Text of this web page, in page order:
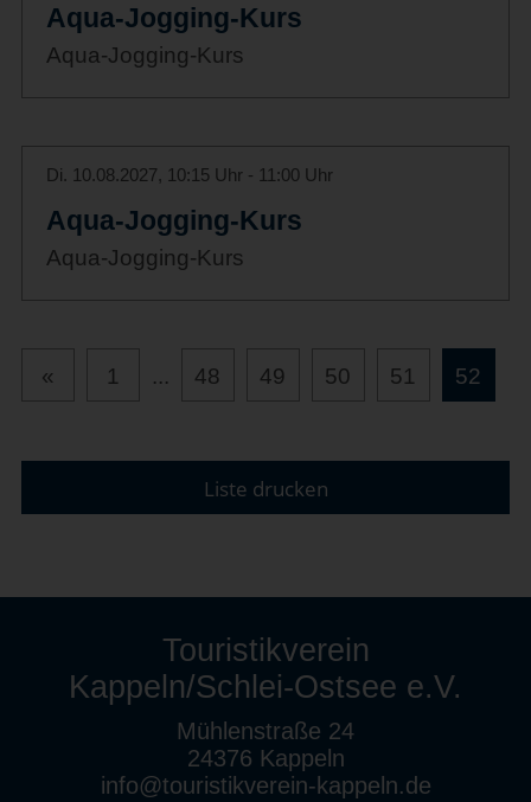
Aqua-Jogging-Kurs
Aqua-Jogging-Kurs
Di. 10.08.2027, 10:15 Uhr - 11:00 Uhr
Aqua-Jogging-Kurs
Aqua-Jogging-Kurs
« 1 ... 48 49 50 51 52
Liste drucken
Touristikverein
Kappeln/Schlei-Ostsee e.V.
Mühlenstraße 24
24376 Kappeln
info@touristikverein-kappeln.de